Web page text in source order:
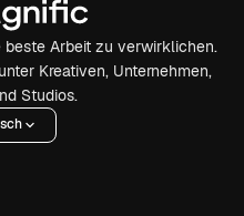
beste Arbeit zu verwirklichen.
Kreativen, Unternehmen,
Studios.